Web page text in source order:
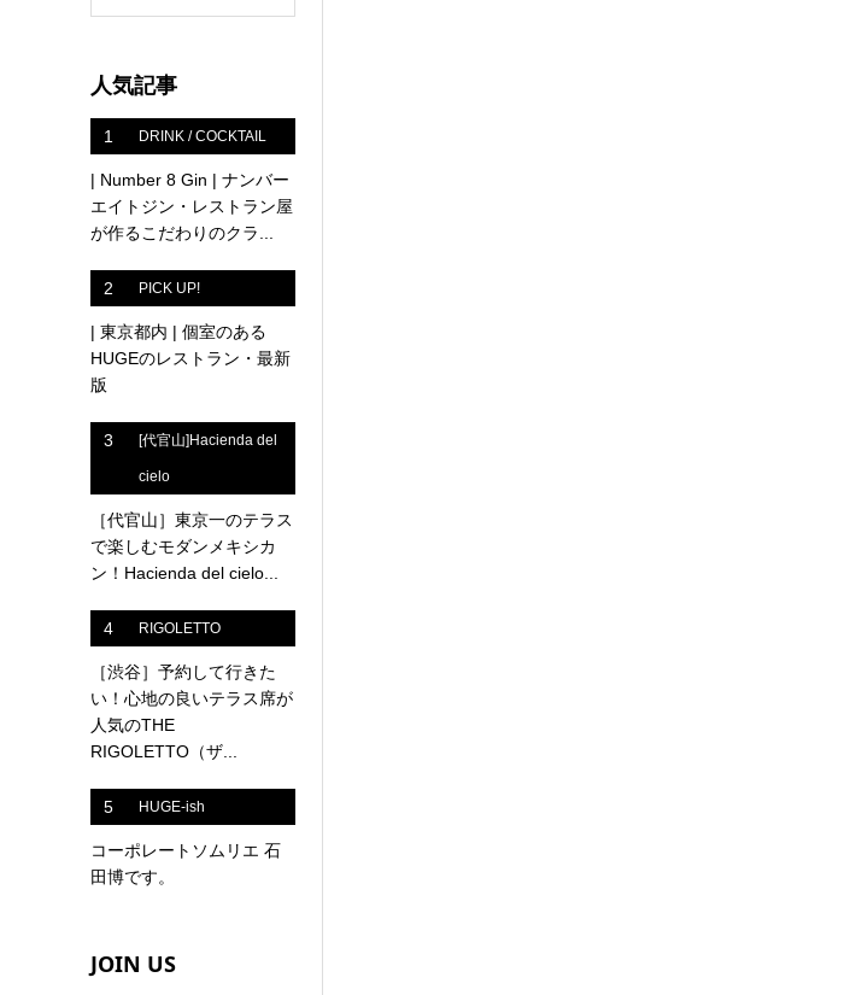
人気記事
1 DRINK / COCKTAIL
| Number 8 Gin | ナンバー
エイトジン・レストラン屋
が作るこだわりのクラ...
2 PICK UP!
| 東京都内 | 個室のある
HUGEのレストラン・最新
版
3 [代官山]Hacienda del
cielo
［代官山］東京一のテラス
で楽しむモダンメキシカ
ン！Hacienda del cielo...
4 RIGOLETTO
［渋谷］予約して行きた
い！心地の良いテラス席が
人気のTHE
RIGOLETTO（ザ...
5 HUGE-ish
コーポレートソムリエ 石
田博です。
JOIN US